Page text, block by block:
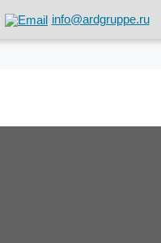
info@ardgruppe.ru